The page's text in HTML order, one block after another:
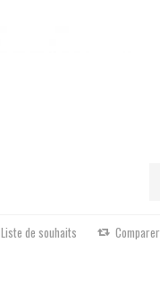
Liste de souhaits Comparer